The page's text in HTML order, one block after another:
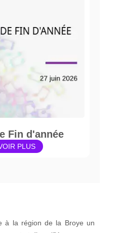
Fin d'année
PLUS
à la région de la Broye un